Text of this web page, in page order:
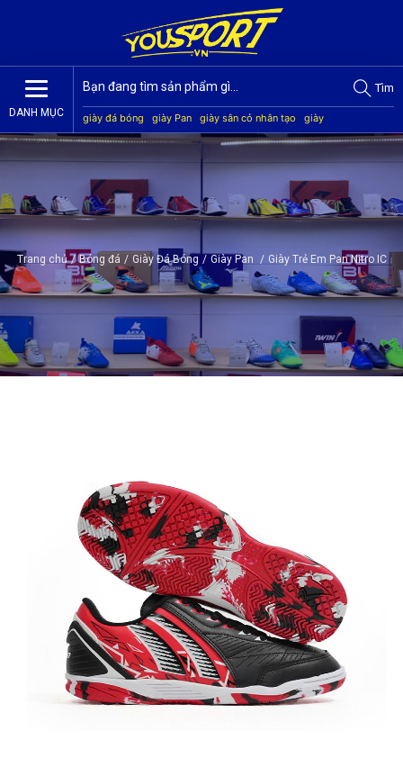
DANH MỤC
Tìm
giày đá bóng giày Pan giày sân cỏ nhân tạo
giày
Jogarbola
giày Mitre giày Akka quần áo bóng đá
giày
Trang chủ / Bóng đá / Giày Đá Bóng / Giày Pan / Giày Trẻ Em Pan Nitro IC